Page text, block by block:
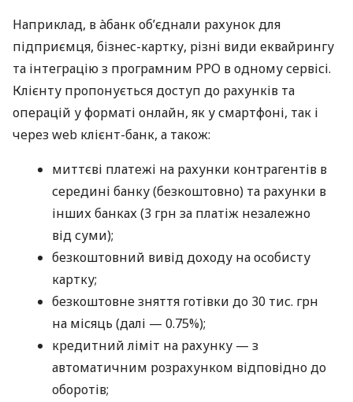
Наприклад, в àбанк об’єднали рахунок для
підприємця, бізнес-картку, різні види еквайрингу
та інтеграцію з програмним РРО в одному сервісі.
Клієнту пропонується доступ до рахунків та
операцій у форматі онлайн, як у смартфоні, так і
через web клієнт-банк, а також:
миттєві платежі на рахунки контрагентів в
середині банку (безкоштовно) та рахунки в
інших банках (3 грн за платіж незалежно
від суми);
безкоштовний вивід доходу на особисту
картку;
безкоштовне зняття готівки до 30 тис. грн
на місяць (далі — 0.75%);
кредитний ліміт на рахунку — з
автоматичним розрахунком відповідно до
оборотів;